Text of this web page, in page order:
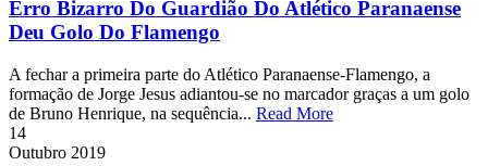
Erro Bizarro Do Guardião Do Atlético Paranaense
Deu Golo Do Flamengo
A fechar a primeira parte do Atlético Paranaense-Flamengo, a
formação de Jorge Jesus adiantou-se no marcador graças a um golo
de Bruno Henrique, na sequência... Read More
14
Outubro 2019